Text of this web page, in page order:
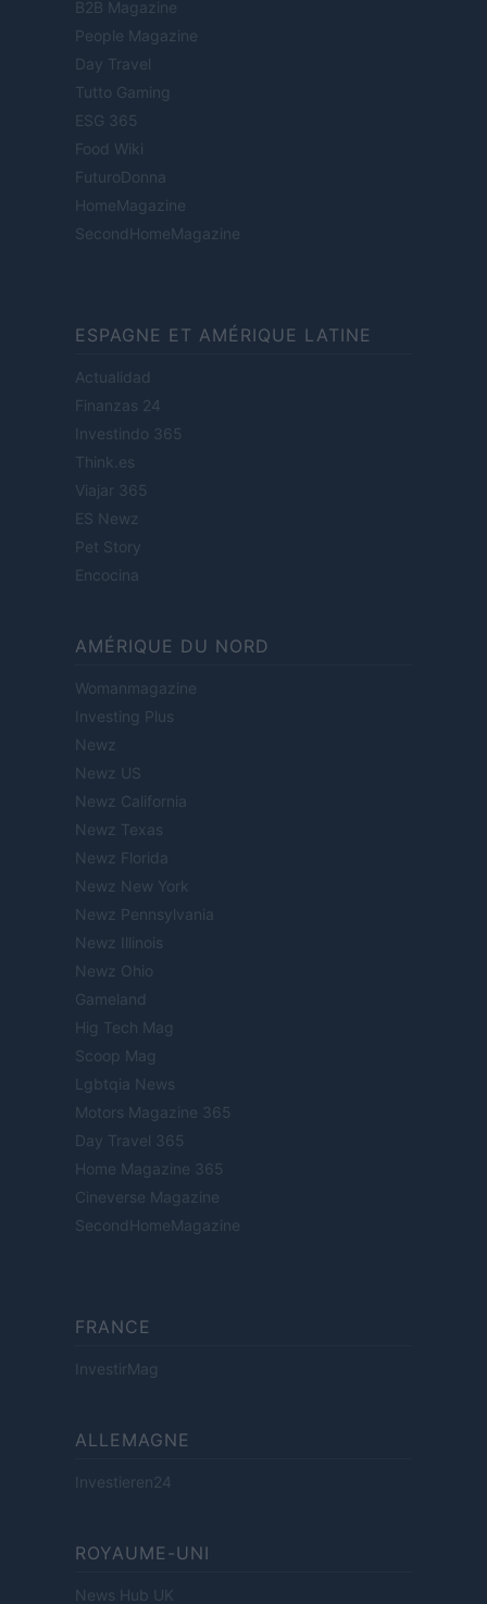
B2B Magazine
People Magazine
Day Travel
Tutto Gaming
ESG 365
Food Wiki
FuturoDonna
HomeMagazine
SecondHomeMagazine
ESPAGNE ET AMÉRIQUE LATINE
Actualidad
Finanzas 24
Investindo 365
Think.es
Viajar 365
ES Newz
Pet Story
Encocina
AMÉRIQUE DU NORD
Womanmagazine
Investing Plus
Newz
Newz US
Newz California
Newz Texas
Newz Florida
Newz New York
Newz Pennsylvania
Newz Illinois
Newz Ohio
Gameland
Hig Tech Mag
Scoop Mag
Lgbtqia News
Motors Magazine 365
Day Travel 365
Home Magazine 365
Cineverse Magazine
SecondHomeMagazine
FRANCE
InvestirMag
ALLEMAGNE
Investieren24
ROYAUME-UNI
News Hub UK